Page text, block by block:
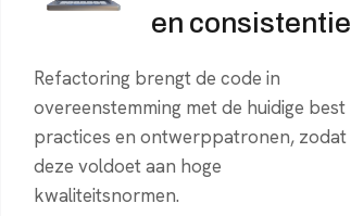
en consistentie
Refactoring brengt de code in
overeenstemming met de huidige best
practices en ontwerppatronen, zodat
deze voldoet aan hoge
kwaliteitsnormen.